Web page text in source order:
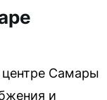
центре Самары
и